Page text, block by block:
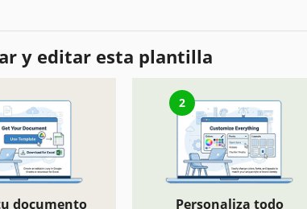
y editar esta plantilla
documento
2
Personaliza todo